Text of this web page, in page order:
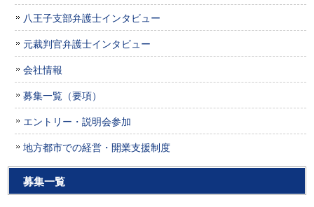
八王子支部弁護士インタビュー
元裁判官弁護士インタビュー
会社情報
募集一覧（要項）
エントリー・説明会参加
地方都市での経営・開業支援制度
募集一覧